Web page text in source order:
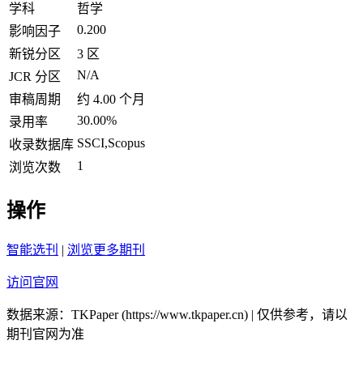
学科
哲学
影响因子
0.200
新锐分区
3 区
JCR 分区
N/A
审稿周期
约 4.00 个月
录用率
30.00%
收录数据库 SSCI,Scopus
浏览次数
1
操作
智能选刊 | 浏览更多期刊
访问官网
数据来源：TKPaper (https://www.tkpaper.cn) | 仅供参考，请以
期刊官网为准